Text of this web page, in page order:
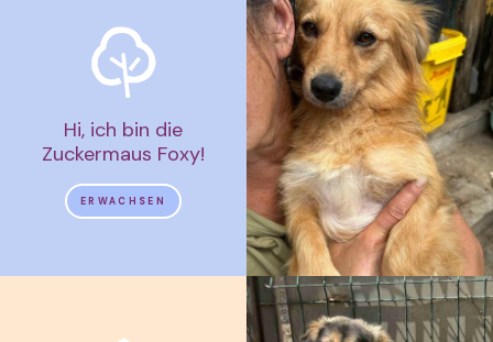
Hi, ich bin die
Zuckermaus Foxy!
ERWACHSEN